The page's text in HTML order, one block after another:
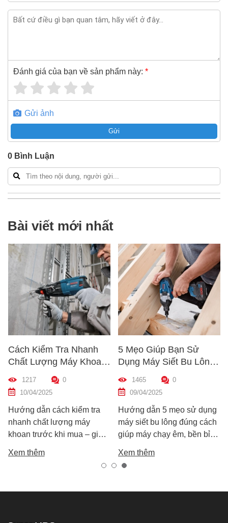
Đánh giá của bạn về sản phẩm này: *
Gửi ảnh
Gửi
0 Bình Luận
Bài viết mới nhất
Cách Kiểm Tra Nhanh
Chất Lượng Máy Khoan
Trước Khi Mua – Hướng
Dẫn Chi Tiết Cho Người
Mới
1217
0
10/04/2025
Hướng dẫn cách kiểm tra
nhanh chất lượng máy
khoan trước khi mua – giúp
tốt, bền, hoạt động ổn định,
Xem thêm
5 Mẹo Giúp Bạn Sử
Dụng Máy Siết Bu Lông
Đúng Cách – Bền Máy,
Hiệu Quả Cao
1465
0
09/04/2025
Hướng dẫn 5 mẹo sử dụng
máy siết bu lông đúng cách
giúp máy chạy êm, bền bỉ
biến khiến máy nhanh hỏng
và kém hiệu suất.
Xem thêm